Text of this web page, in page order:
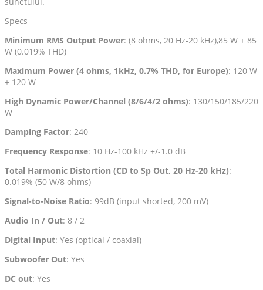
Specs
Minimum RMS Output Power: (8 ohms, 20 Hz-20 kHz),85 W + 85
W (0.019% THD)
Maximum Power (4 ohms, 1kHz, 0.7% THD, for Europe): 120 W
+ 120 W
High Dynamic Power/Channel (8/6/4/2 ohms): 130/150/185/220
W
Damping Factor: 240
Frequency Response: 10 Hz-100 kHz +/-1.0 dB
Total Harmonic Distortion (CD to Sp Out, 20 Hz-20 kHz):
0.019% (50 W/8 ohms)
Signal-to-Noise Ratio: 99dB (input shorted, 200 mV)
Audio In / Out: 8 / 2
Digital Input: Yes (optical / coaxial)
Subwoofer Out: Yes
DC out: Yes